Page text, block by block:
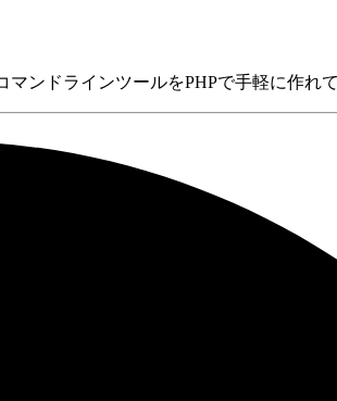
マンドラインツールをPHPで手軽に作れ